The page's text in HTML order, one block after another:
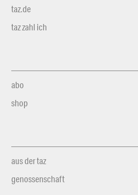
taz.de
taz zahl ich
abo
shop
aus der taz
genossenschaft